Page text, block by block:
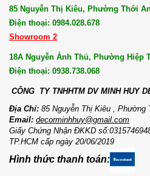
85 Nguyễn Thị Kiêu, Phường Thới
Điện thoại: 0984.028.678
Showroom 2
18A Nguyễn Ảnh Thủ, Phường Hiệp
Điện thoại: 0938.738.068
CÔNG TY TNHHTM DV MINH HUY
Địa Chỉ: 85 Nguyễn Thị Kiêu , Phường
Email: decorminhhuy@gmail.com
Giấy Chứng Nhận ĐKKD
TP.HCM cấp ngày 20/06/2019
Hình thức thanh toán: